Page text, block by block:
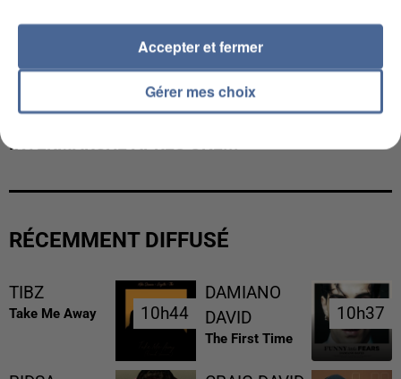
INTERMARCHÉ APRÈS UNE...
RÉCEMMENT DIFFUSÉ
TIBZ
Take Me Away 10h44
10h44
DAMIANO
DAVID
The First Time
10h37
10h37
Gérer mes choix
Accepter et fermer